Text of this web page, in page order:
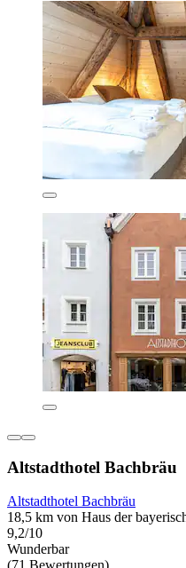
Altstadthotel Bachbräu
Altstadthotel Bachbräu
18,5 km von Haus der
9,2/10
Wunderbar